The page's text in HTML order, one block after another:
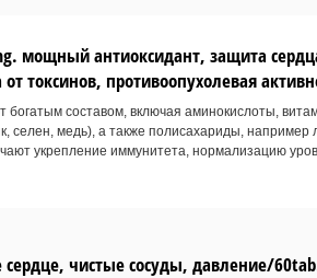
мощный антиоксидант, защита
токсинов, противоопухолевая
богатым составом, включая аминокислоты,
селен, медь), а также полисахариды, например
укрепление иммунитета, нормализацию
сердце, чистые сосуды, давление/